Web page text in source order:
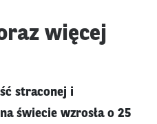
więcej
straconej i
świecie wzrosła o 25